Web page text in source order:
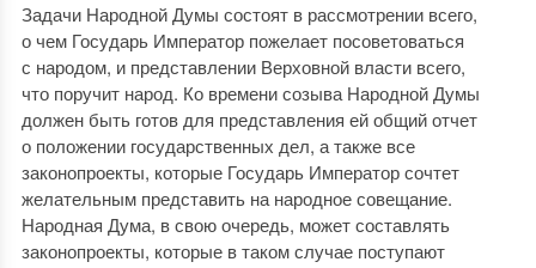
Задачи Народной Думы состоят в рассмотрении всего,
о чем Государь Император пожелает посоветоваться
с народом, и представлении Верховной власти всего,
что поручит народ. Ко времени созыва Народной Думы
должен быть готов для представления ей общий отчет
о положении государственных дел, а также все
законопроекты, которые Государь Император сочтет
желательным представить на народное совещание.
Народная Дума, в свою очередь, может составлять
законопроекты, которые в таком случае поступают